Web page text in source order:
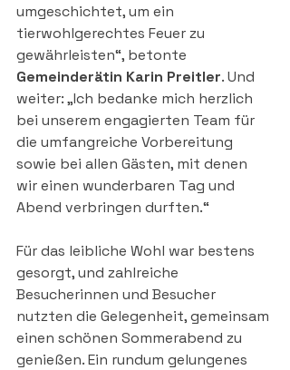
umgeschichtet, um ein
tierwohlgerechtes Feuer zu
gewährleisten“, betonte
Gemeinderätin Karin Preitler. Und
weiter: „Ich bedanke mich herzlich
bei unserem engagierten Team für
die umfangreiche Vorbereitung
sowie bei allen Gästen, mit denen
wir einen wunderbaren Tag und
Abend verbringen durften.“
Für das leibliche Wohl war bestens
gesorgt, und zahlreiche
Besucherinnen und Besucher
nutzten die Gelegenheit, gemeinsam
einen schönen Sommerabend zu
genießen. Ein rundum gelungenes